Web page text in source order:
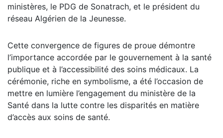
ministères, le PDG de Sonatrach, et le président du
réseau Algérien de la Jeunesse.
Cette convergence de figures de proue démontre
l’importance accordée par le gouvernement à la santé
publique et à l’accessibilité des soins médicaux. La
cérémonie, riche en symbolisme, a été l’occasion de
mettre en lumière l’engagement du ministère de la
Santé dans la lutte contre les disparités en matière
d’accès aux soins de santé.